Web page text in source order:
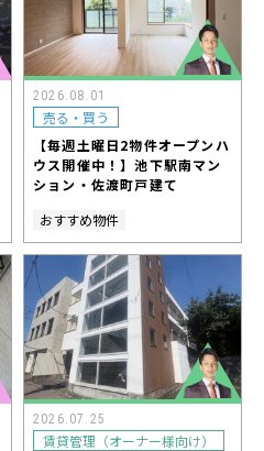
2026.08.01
売る・買う
【毎週土曜日2物件オープンハ
ウス開催中！】池下駅南マン
ション・佐渡町戸建て
おすすめ物件
2026.07.25
賃貸管理（オーナー様向け）